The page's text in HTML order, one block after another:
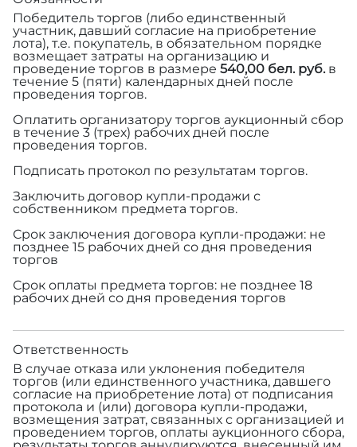
Победитель торгов (либо единственный
участник, давший согласие на приобретение
лота), т.е. покупатель, в обязательном порядке
возмещает затраты на организацию и
проведение торгов в размере 540,00 бел. руб.в
течение 5 (пяти) календарных дней после
проведения торгов.
Оплатить организатору торгов аукционный сбор
в течение 3 (трех) рабочих дней после
проведения торгов.
Подписать протокол по результатам торгов.
Заключить договор купли-продажи с
собственником предмета торгов.
Срок заключения договора купли-продажи: не
позднее 15 рабочих дней со дня проведения
торгов
Срок оплаты предмета торгов: не позднее 18
рабочих дней со дня проведения торгов
Ответственность
В случае отказа или уклонения победителя
торгов (или единственного участника, давшего
согласие на приобретение лота) от подписания
протокола и (или) договора купли-продажи,
возмещения затрат, связанных с организацией и
проведением торгов, оплаты аукционного сбора,